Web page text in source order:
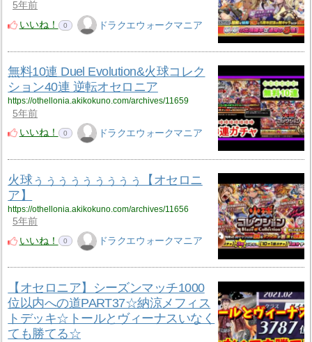
5年前
いいね！
0 ドラクエウォークマニア
無料10連 Duel Evolution&火球コレク
ション40連 逆転オセロニア
https://othellonia.akikokuno.com/archives/11659
5年前
いいね！
0 ドラクエウォークマニア
火球ぅぅぅぅぅぅぅぅぅ【オセロニ
ア】
https://othellonia.akikokuno.com/archives/11656
5年前
いいね！
0 ドラクエウォークマニア
【オセロニア】シーズンマッチ1000
位以内への道PART37☆納涼メフィス
トデッキ☆トールとヴィーナスいなく
ても勝てる☆